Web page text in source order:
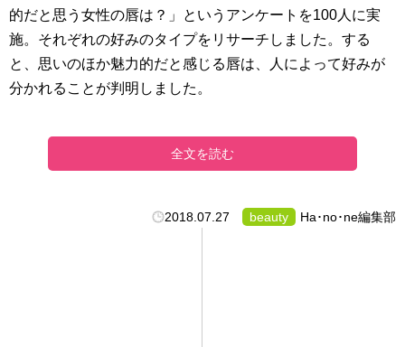
的だと思う女性の唇は？」というアンケートを100人に実
施。それぞれの好みのタイプをリサーチしました。する
と、思いのほか魅力的だと感じる唇は、人によって好みが
分かれることが判明しました。
全文を読む
2018.07.27 beauty Ha･no･ne編集部